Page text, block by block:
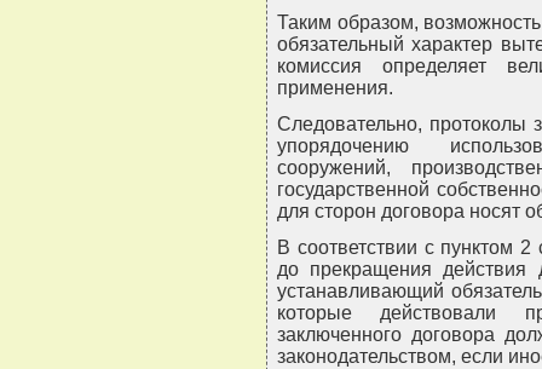
Таким образом,
обязательный характер
комиссия определяет
применения.
Следовательно, протоколы
упорядочению
сооружений,
государственной
для сторон договора носят
В соответствии с пунктом
до прекращения действия
устанавливающий
которые действовали
заключенного договора
законодательством, если